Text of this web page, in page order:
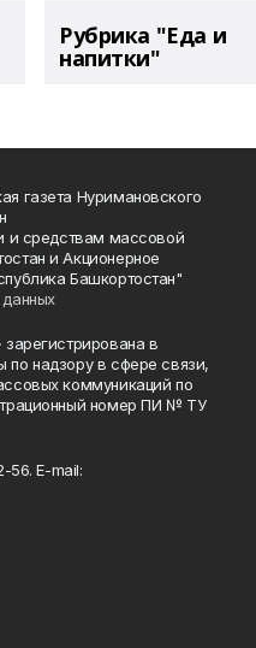
Рубрика "Еда и
напитки"
газета Нуримановского
и средствам массовой
и Акционерное
Башкортостан"
в
надзору в сфере связи,
коммуникаций по
номер ПИ № ТУ
56. E-mail: